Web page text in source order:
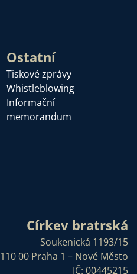
Ostatní
Tiskové zprávy
Whistleblowing
Informační
memorandum
Církev bratrská
Soukenická 1193/15
110 00 Praha 1 – Nové Město
IČ: 00445215